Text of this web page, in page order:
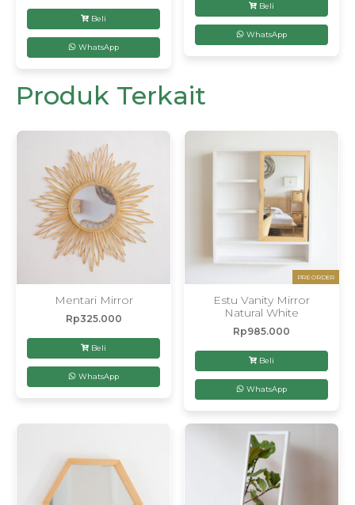
Beli
WhatsApp
Beli
WhatsApp
Produk Terkait
Mentari Mirror
Rp325.000
Beli
WhatsApp
PRE ORDER
Estu Vanity Mirror
Natural White
Rp985.000
Beli
WhatsApp